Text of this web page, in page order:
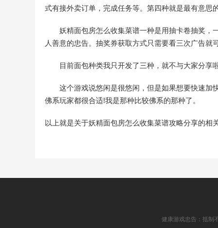
式有接外卖订单，完成任务等。第四种就是最有意思
妖精面包房怎么收集菜谱一种是用抽卡卷抽奖，
人善意的忠告。抽奖券获取方式只需要看三次广告就
目前面包种类我只开发了三种，就不与大家分享
这个游戏说悠闲是很悠闲，但是如果想要快速加
佛系玩家都很合适!我是那种比较佛系的那种了。
以上就是关于妖精面包房怎么收集菜谱攻略分享的相
健康游戏忠告：抵制